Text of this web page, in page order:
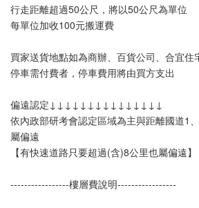
行走距離超過50公尺，將以50公尺為單位
每單位加收100元搬運費
買家送貨地點如為商辦、百貨公司、合宜住
停車需付費者，停車費用將由買方支出
偏遠認定↓↓↓↓↓↓↓↓↓↓↓↓↓↓↓
依內政部研考會認定區域為主與距離國道1
屬偏遠
【有快速道路只要超過(含)8公里也屬偏遠】
-----------------樓層費說明-----------------